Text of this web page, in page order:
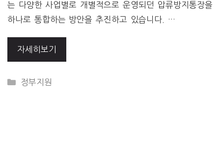
는 다양한 사업별로 개별적으로 운영되던 압류방지통장을
하나로 통합하는 방안을 추진하고 있습니다. …
자세히보기
CATEGORIES
정부지원